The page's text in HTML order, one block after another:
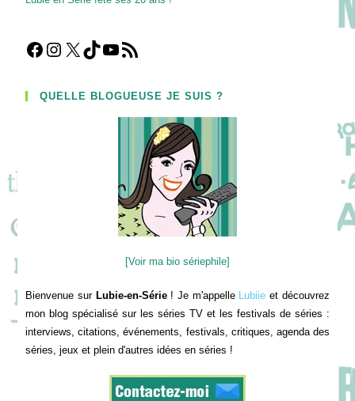
Facebook
Instagram
X TikTokYouTube
Flux RSS
QUELLE BLOGUEUSE JE SUIS ?
[Voir ma bio sériephile]
Bienvenue sur Lubie-en-Série! Je m'appelle Lubiie et découvrez
mon blog spécialisé sur les séries TV et les festivals de séries :
interviews, citations, événements, festivals, critiques, agenda des
séries, jeux et plein d'autres idées en séries !